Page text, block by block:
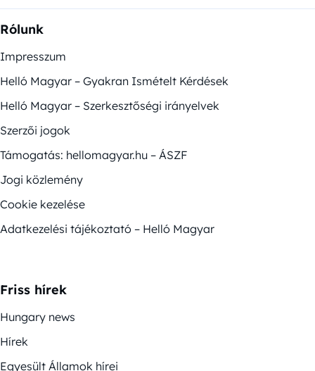
Rólunk
Impresszum
Helló Magyar – Gyakran Ismételt Kérdések
Helló Magyar – Szerkesztőségi irányelvek
Szerzői jogok
Támogatás: hellomagyar.hu – ÁSZF
Jogi közlemény
Cookie kezelése
Adatkezelési tájékoztató – Helló Magyar
Friss hírek
Hungary news
Hírek
Egyesült Államok hírei